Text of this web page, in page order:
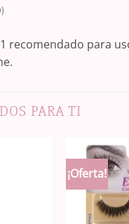
recomendado para
PARA TI
¡Oferta!